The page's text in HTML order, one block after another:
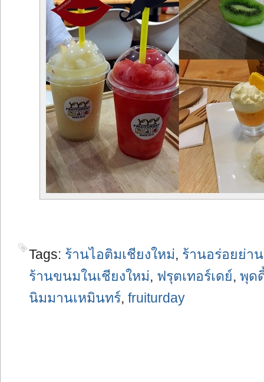
Tags: ร้านไอติมเชียงใหม่, ร้านอร่อยย่า
ร้านขนมในเชียงใหม่, ฟรุตเทอร์เดย์, พุด
นิมมานเหมินทร์, fruiturday